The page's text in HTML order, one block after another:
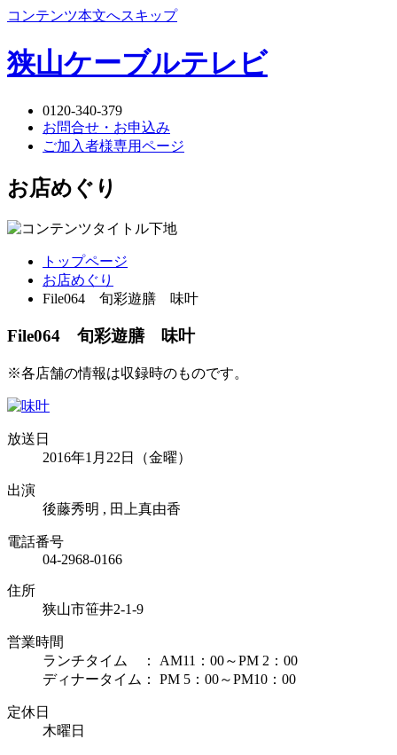
コンテンツ本文へスキップ
狭山ケーブルテレビ
0120-340-379
お問合せ・お申込み
ご加入者様専用ページ
お店めぐり
トップページ
お店めぐり
File064 旬彩遊膳 味叶
File064 旬彩遊膳 味叶
※各店舗の情報は収録時のものです。
放送日
2016年1月22日（金曜）
出演
後藤秀明 , 田上真由香
電話番号
04-2968-0166
住所
狭山市笹井2-1-9
営業時間
ランチタイム ： AM11：00～PM 2：00
ディナータイム： PM 5：00～PM10：00
定休日
木曜日